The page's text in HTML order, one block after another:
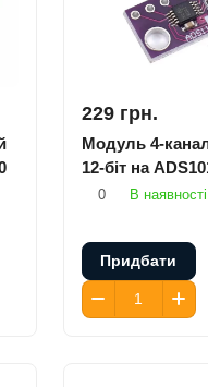
229 грн.
Модуль 4-
12-біт на
0 В наявності
Придбати